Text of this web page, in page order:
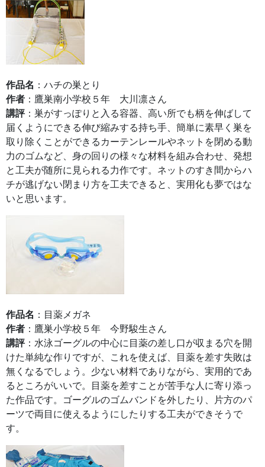
作品名 ：ハチの巣とり
作者 ：鷹巣南小学校５年 大川凛さん
講評 ：巣がすっぽりと入る容器、高い所でも柄を伸ばして
届くようにできる伸び縮みする持ち手、簡単に素早く巣を
取り除くことができるカーテンレールやネットを閉める動
力のゴムなど、身の回りの様々な材料を組み合わせ、発想
と工夫が随所に見られる力作です。ネットのすき間からハ
チが逃げない閉まり方を工夫できると、実用化も夢ではな
いと思います。
作品名 ：目薬メガネ
作者 ：鷹巣小学校５年 今野駿生さん
講評 ：水泳ゴーグルの中心に目薬の差し口が収まる穴を開
けた単純な作りですが、これを使えば、目薬を差す失敗は
無くなるでしょう。少ない材料でありながら、実用的であ
るところがいいで。目薬を差すことが苦手な人に寄り添っ
た作品です。ゴーグルのゴムバンドを外したり、片方のパ
ーツで両目に使えるようにしたりする工夫ができそうで
す。